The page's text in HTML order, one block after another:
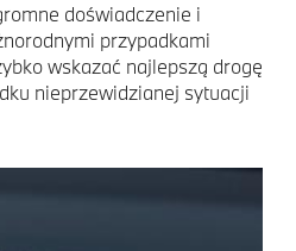
doświadczenie i
przypadkami
wskazać najlepszą drogę
nieprzewidzianej sytuacji